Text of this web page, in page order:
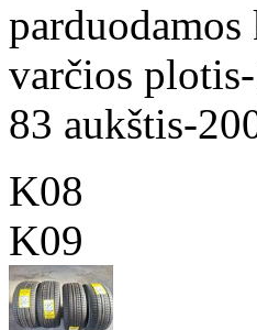
varčios
83 aukštis-
K08
K09